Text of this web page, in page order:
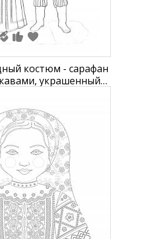
костюм - сарафан
украшенный
шапка и сапоги,